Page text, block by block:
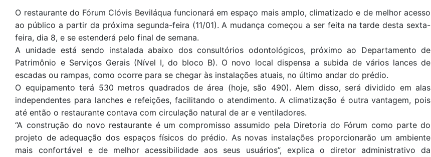
O restaurante do Fórum Clóvis Beviláqua funcionará em espaço mais amplo, climatizado e de melhor acesso
ao público a partir da próxima segunda-feira (11/01). A mudança começou a ser feita na tarde desta sexta-
feira, dia 8, e se estenderá pelo final de semana.
A unidade está sendo instalada abaixo dos consultórios odontológicos, próximo ao Departamento de
Patrimônio e Serviços Gerais (Nível I, do bloco B). O novo local dispensa a subida de vários lances de
escadas ou rampas, como ocorre para se chegar às instalações atuais, no último andar do prédio.
O equipamento terá 530 metros quadrados de área (hoje, são 490). Alem disso, será dividido em alas
independentes para lanches e refeições, facilitando o atendimento. A climatização é outra vantagem, pois
até então o restaurante contava com circulação natural de ar e ventiladores.
“A construção do novo restaurante é um compromisso assumido pela Diretoria do Fórum como parte do
projeto de adequação dos espaços físicos do prédio. As novas instalações proporcionarão um ambiente
mais confortável e de melhor acessibilidade aos seus usuários”, explica o diretor administrativo da